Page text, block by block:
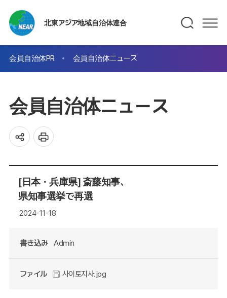
北東アジア地域自治体連合
会員自治体PR 会員自治体ニュース
会員自治体ニュース
[日本・兵庫県] 斎藤知事、
県知事選挙で再選
2024-11-18
書き込み Admin
ファイル 사이토지사.jpg